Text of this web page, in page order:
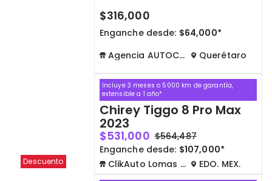
$316,000
Enganche desde: $64,000*
Agencia AUTOCOM
Querétaro
Descuento
Incluye 3 meses o 5000 km de garantía,
extensible a 1 año*
Chirey Tiggo 8 Pro Max
2023
$531,000 $564,487
Enganche desde: $107,000*
ClikAuto Lomas Verdes
EDO. MEX.